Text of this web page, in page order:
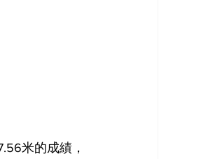
米的成績，